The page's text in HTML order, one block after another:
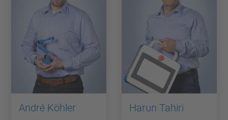
André Köhler Harun Tahiri